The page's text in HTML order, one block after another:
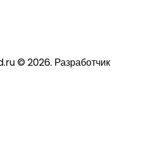
© 2026. Разработчик